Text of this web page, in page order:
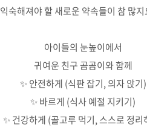
익숙해져야 할 새로운 약속들이 참 많
아이들의 눈높이에서
귀여운 친구 곰곰이와 함께
✨ 안전하게 (식판 잡기, 의자 앉기)
✨ 바르게 (식사 예절 지키기)
✨ 건강하게 (골고루 먹기, 스스로 정리